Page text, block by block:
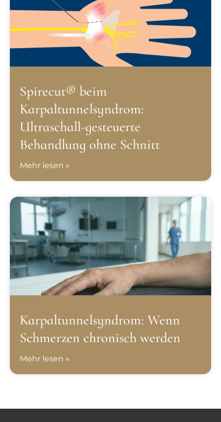
Spirecut® beim
Karpaltunnelsyndrom:
Ultraschall-gesteuerte
Behandlung ohne Schnitt
Mehr lesen »
Karpaltunnelsyndrom: Wenn
Schmerzen chronisch werden
Mehr lesen »